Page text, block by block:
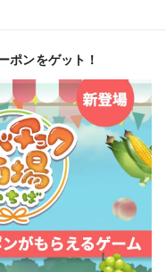
ポンをゲット！